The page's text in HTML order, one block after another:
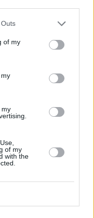
que algún
el derecho de
se aplicarán
en este sitio web o
of my
my
of my
with the